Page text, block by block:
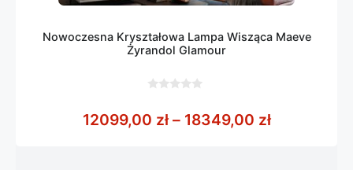
Nowoczesna Kryształowa Lampa Wisząca Maeve
Żyrandol Glamour
5
12099,00 zł – 18349,00 złZakres